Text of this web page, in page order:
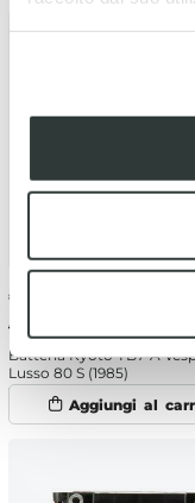
€
€ 52.67
Batteria Kyoto YB7-A
Lusso 80 S (1985)